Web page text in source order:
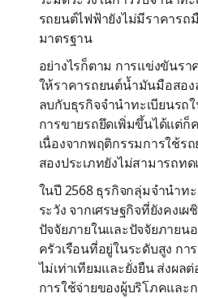
รถยนต์ไฟฟ้ายังไม่มีราคารถ
มาตรฐาน
อย่างไรก็ตาม การแข่งขันร
ให้ราคารถยนต์น้ำมันมือสอ
ลบกับธุรกิจจำนำทะเบียนรถ
การขายรถยึดเพิ่มขึ้นได้แต่ก็
เนื่องจากพฤติกรรมการใช้ร
สองประเภทยังไม่สามารถ
ในปี 2568 ธุรกิจกลุ่มจำนำท
ระวัง จากเศรษฐกิจที่ยังคง
ปัจจัยภายในและปัจจัยภายน
ครัวเรือนที่อยู่ในระดับสูง กา
ไม่เท่าเทียมและยั่งยืน ส่งผล
การใช้จ่ายของผู้บริโภคและ